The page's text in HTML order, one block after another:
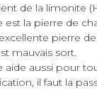
de la limonite
est la pierre de
pierre
mauvais sort.
aide aussi pour
il faut la